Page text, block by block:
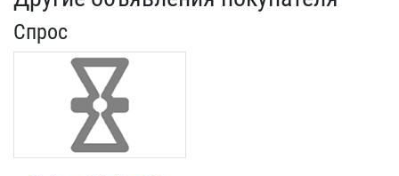
Спрос